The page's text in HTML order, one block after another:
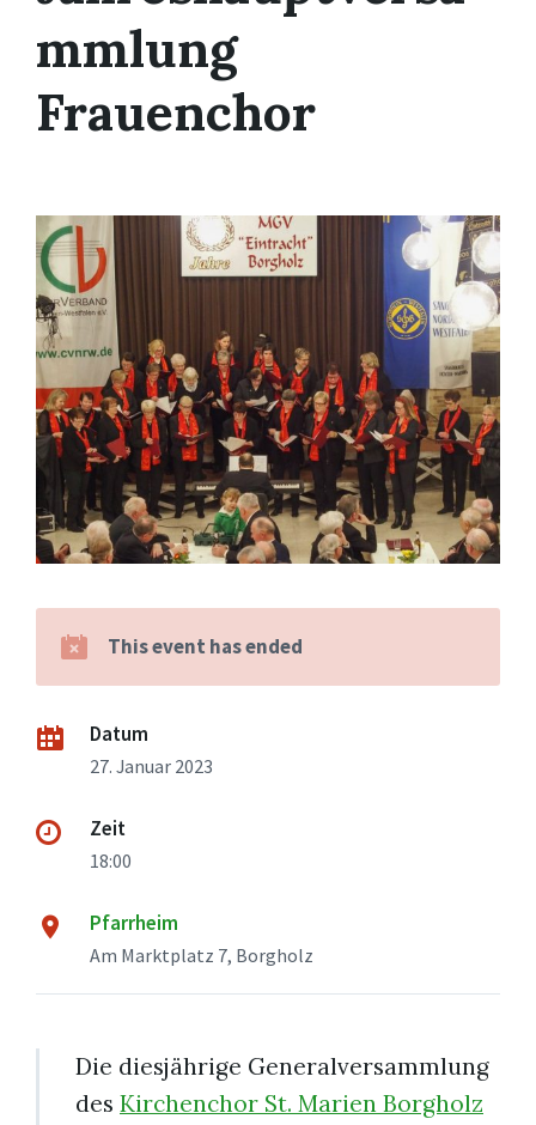
mmlung
Frauenchor
This event has ended
Datum
27. Januar 2023
Zeit
18:00
Pfarrheim
Am Marktplatz 7, Borgholz
Die diesjährige Generalversammlung
des Kirchenchor St. Marien Borgholz